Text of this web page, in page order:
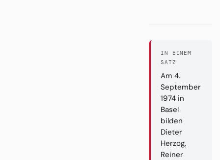
IN EINEM
SATZ
Am 4.
September
1974 in
Basel
bilden
Dieter
Herzog,
Reiner